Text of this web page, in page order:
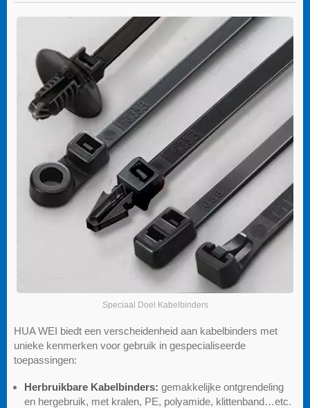
Speciaal Doel Kabelbinders
HUA WEI biedt een verscheidenheid aan kabelbinders met
unieke kenmerken voor gebruik in gespecialiseerde
toepassingen:
Herbruikbare Kabelbinders: gemakkelijke ontgrendeling
en hergebruik, met kralen, PE, polyamide, klittenband…etc.